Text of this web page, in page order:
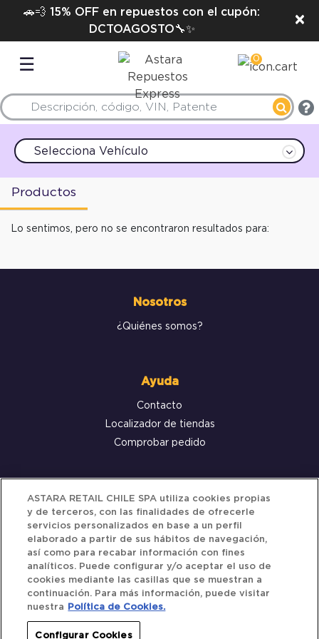
🚗💨 15% OFF en repuestos con el cupón:
DCTOAGOSTO🔧✨
×
☰ 0
Selecciona Vehículo
Productos
Lo sentimos, pero no se encontraron resultados para:
Nosotros
¿Quiénes somos?
Ayuda
Contacto
Localizador de tiendas
Comprobar pedido
Servicio al cliente
Términos y Condiciones
Política de privacidad
Siguenos
ASTARA RETAIL CHILE SPA utiliza cookies propias
y de terceros, con las finalidades de ofrecerle
servicios personalizados en base a un perfil
elaborado a partir de sus hábitos de navegación,
así como para recabar información con fines
analíticos. Puede configurar y/o aceptar el uso de
cookies mediante las casillas que se muestran a
continuación. Para más información, puede visitar
nuestra
Política de Cookies.
Configurar Cookies